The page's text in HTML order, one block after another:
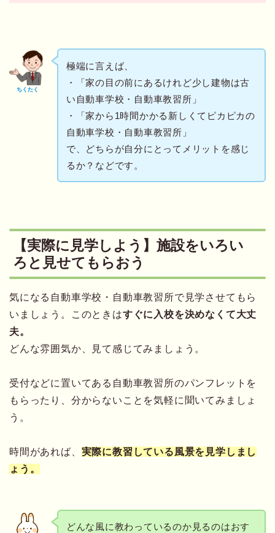
ちくたく
極端に言えば、
・「家の目の前にあるけれど少し建物は古
い自動車学校・自動車教習所」
・「家から1時間かかる新しくてピカピカの
自動車学校・自動車教習所」
で、どちらが自分にとってメリットを感じ
るか？などです。
【実際に見学しよう】施設をいろい
ろと見せてもらおう
気になる自動車学校・自動車教習所で見学させてもら
いましょう。このときはすぐに入校を決めなくて大丈
夫。
どんな雰囲気か、見て感じてみましょう。
受付などに置いてある自動車教習所のパンフレットを
もらったり、分からないことを気軽に聞いてみましょ
う。
時間があれば、 実際に教習している風景を見学しまし
ょう。
どんな風に教わっているのか見るのはおす